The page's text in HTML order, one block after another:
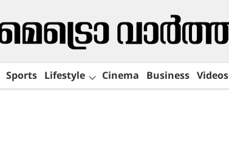
Sports Lifestyle Cinema Business Videos